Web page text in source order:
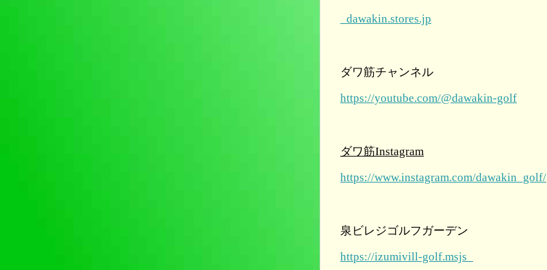
dawakin.stores.jp
ダワ筋チャンネル
https://youtube.com/@dawakin-golf
ダワ筋Instagram
https://www.instagram.com/dawakin_golf/
泉ビレジゴルフガーデン
https://izumivill-golf.msjs